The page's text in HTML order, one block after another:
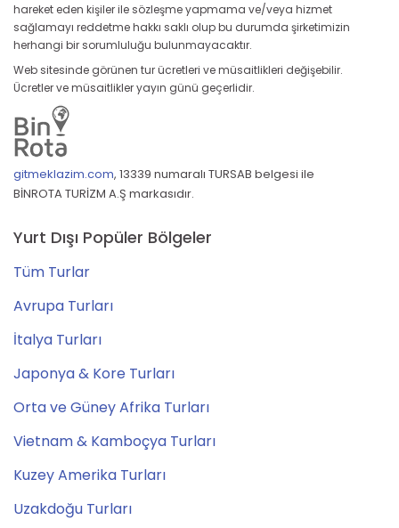
hareket eden kişiler ile sözleşme yapmama ve/veya hizmet
sağlamayı reddetme hakkı saklı olup bu durumda şirketimizin
herhangi bir sorumluluğu bulunmayacaktır.
Web sitesinde görünen tur ücretleri ve müsaitlikleri değişebilir.
Ücretler ve müsaitlikler yayın günü geçerlidir.
gitmeklazim.com, 13339 numaralı TURSAB belgesi ile
BİNROTA TURİZM A.Ş markasıdır.
Yurt Dışı Popüler Bölgeler
Tüm Turlar
Avrupa Turları
İtalya Turları
Japonya & Kore Turları
Orta ve Güney Afrika Turları
Vietnam & Kamboçya Turları
Kuzey Amerika Turları
Uzakdoğu Turları